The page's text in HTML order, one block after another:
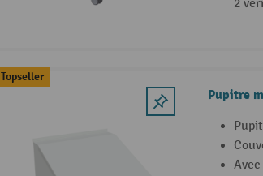
2
Topseller
Pupitre